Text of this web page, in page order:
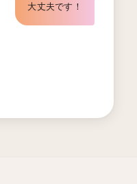
大丈夫です！